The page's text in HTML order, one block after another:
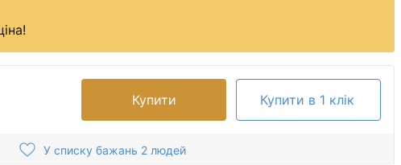
Купити Купити в 1 клік
У списку бажань 2 людей